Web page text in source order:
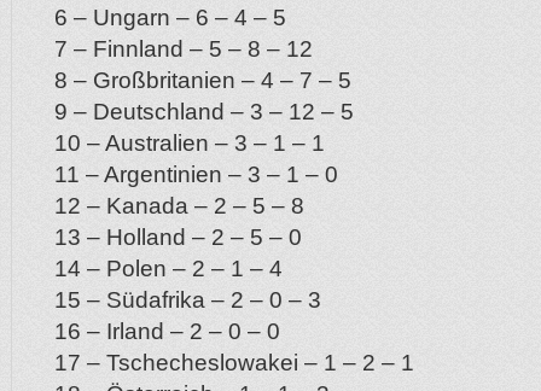
6 – Ungarn – 6 – 4 – 5
7 – Finnland – 5 – 8 – 12
8 – Großbritanien – 4 – 7 – 5
9 – Deutschland – 3 – 12 – 5
10 – Australien – 3 – 1 – 1
11 – Argentinien – 3 – 1 – 0
12 – Kanada – 2 – 5 – 8
13 – Holland – 2 – 5 – 0
14 – Polen – 2 – 1 – 4
15 – Südafrika – 2 – 0 – 3
16 – Irland – 2 – 0 – 0
17 – Tschecheslowakei – 1 – 2 – 1